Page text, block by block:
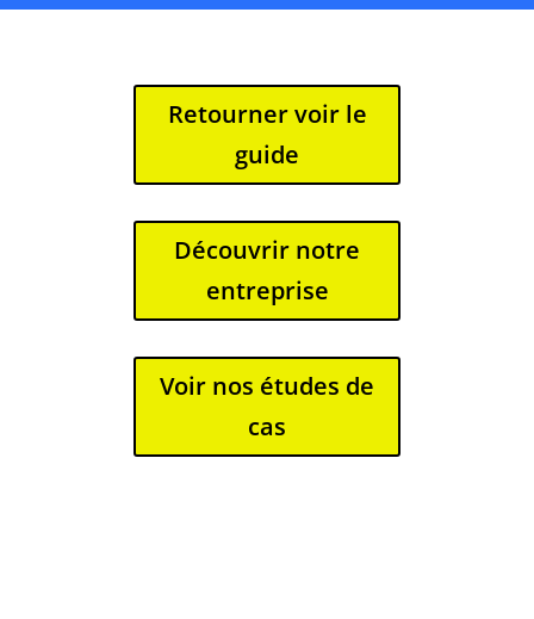
Retourner voir le
guide
Découvrir notre
entreprise
Voir nos études de
cas